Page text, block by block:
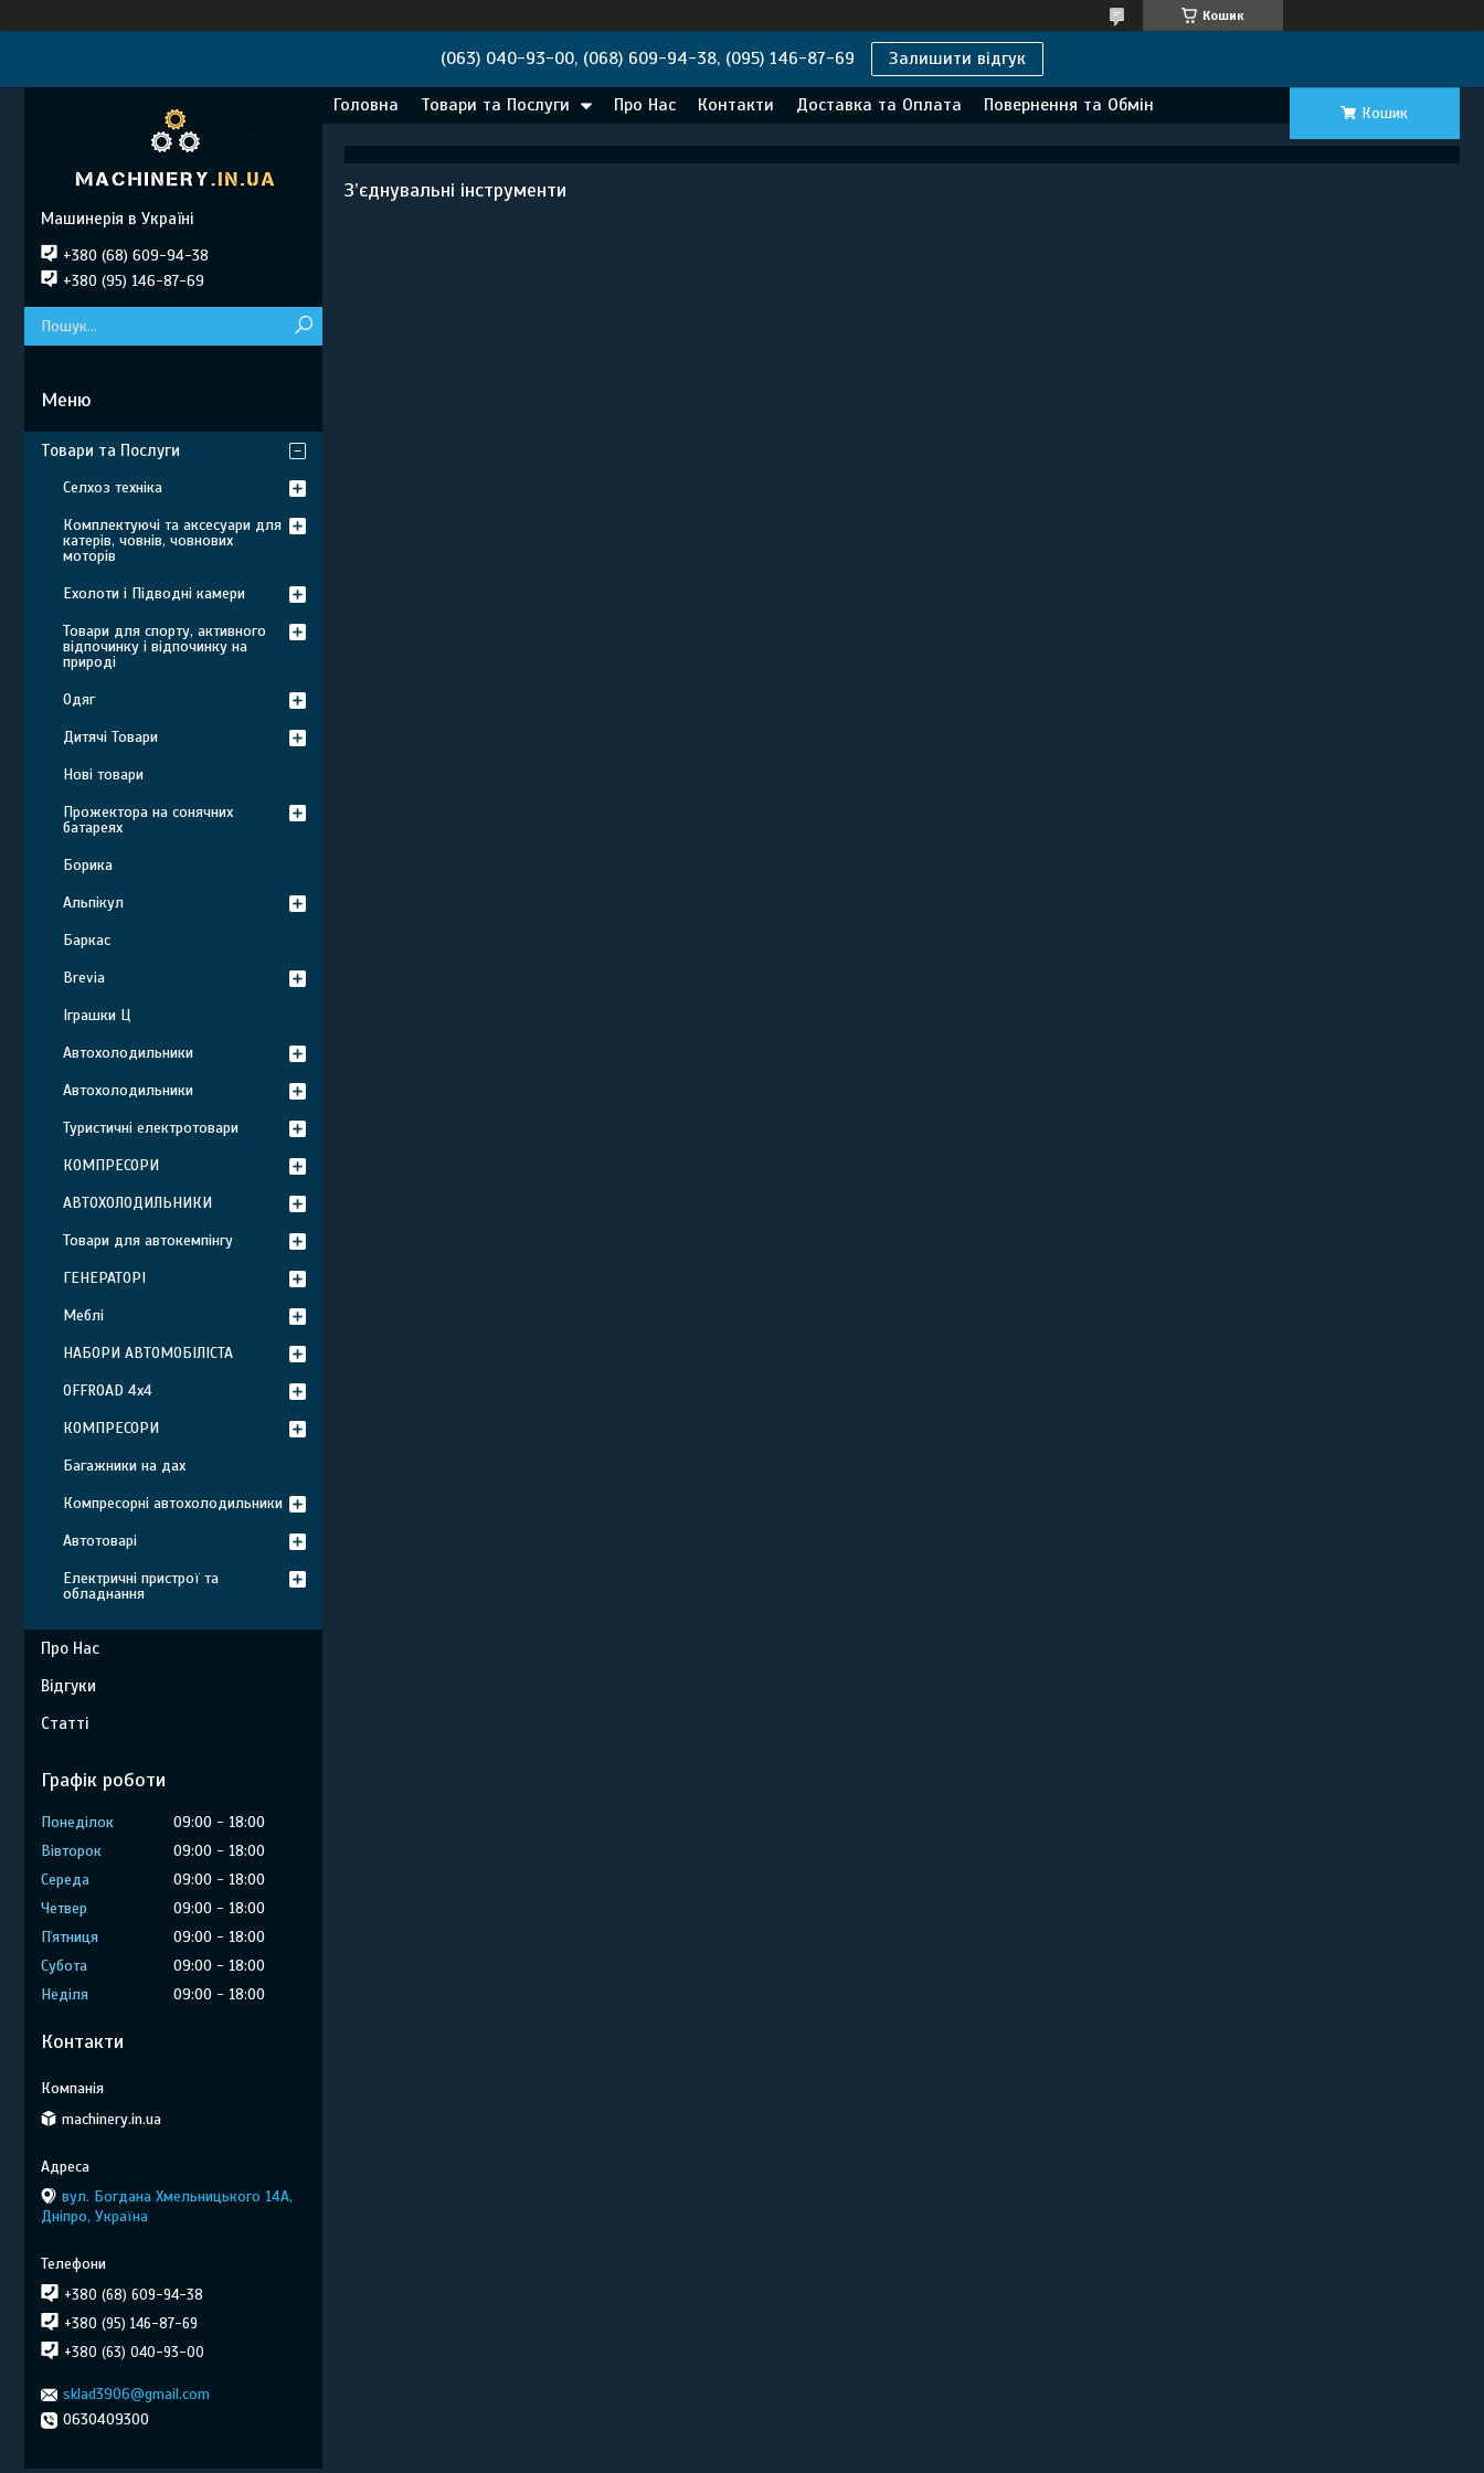
Кошик
(063) 040-93-00, (068) 609-94-38, (095) 146-87-69 Залишити відгук
Головна Товари та Послуги Про Нас Контакти Доставка та Оплата Повернення та Обмін Кошик
З’єднувальні інструменти
Машинерія в Україні
+380 (68) 609-94-38
+380 (95) 146-87-69
Товари та Послуги
Селхоз техніка
Комплектуючі та аксесуари для
катерів, човнів, човнових
моторів
Ехолоти і Підводні камери
Товари для спорту, активного
відпочинку і відпочинку на
природі
Одяг
Дитячі Товари
Нові товари
Прожектора на сонячних
батареях
Борика
Альпікул
Баркас
Brevia
Іграшки Ц
Автохолодильники
Автохолодильники
Туристичні електротовари
КОМПРЕСОРИ
АВТОХОЛОДИЛЬНИКИ
Товари для автокемпінгу
ГЕНЕРАТОРІ
Меблі
НАБОРИ АВТОМОБІЛІСТА
OFFROAD 4х4
КОМПРЕСОРИ
Багажники на дах
Компресорні автохолодильники
Автотоварі
Електричні пристрої та
обладнання
Про Нас
Відгуки
Статті
Графік роботи
Понеділок 09:00
18:00
Вівторок
09:00
18:00
Середа
09:00
18:00
Четвер
09:00
18:00
Пʼятниця
09:00
18:00
Субота
09:00
18:00
Неділя
09:00 18:00
Контакти
machinery.in.ua
вул. Богдана Хмельницького 14А,
Дніпро, Україна
+380 (68) 609-94-38
+380 (95) 146-87-69
+380 (63) 040-93-00
sklad3906@gmail.com
0630409300